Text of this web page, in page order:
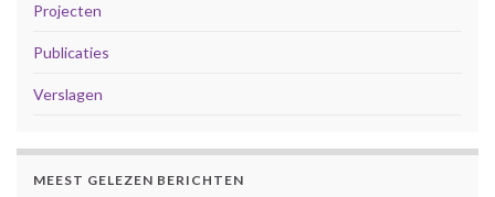
Projecten
Publicaties
Verslagen
MEEST GELEZEN BERICHTEN